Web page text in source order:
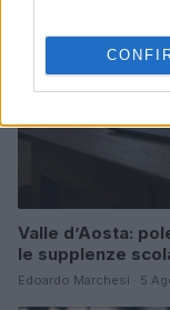
Valle d’Aosta:
le supplenze
Edoardo Marchesi · 5